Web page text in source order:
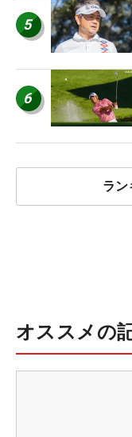
5
6
ラン
オススメの